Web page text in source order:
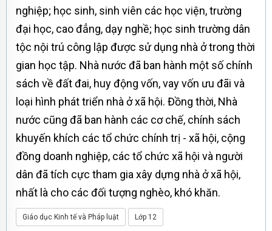
nghiệp; học sinh, sinh viên các học viện, trường
đại học, cao đẳng, dạy nghề; học sinh trường dân
tộc nội trú công lập được sử dụng nhà ở trong thời
gian học tập. Nhà nước đã ban hành một số chính
sách về đất đai, huy động vốn, vay vốn ưu đãi và
loại hình phát triển nhà ở xã hội. Đồng thời, Nhà
nước cũng đã ban hành các cơ chế, chính sách
khuyến khích các tổ chức chính trị - xã hội, cộng
đồng doanh nghiệp, các tổ chức xã hội và người
dân đã tích cực tham gia xây dựng nhà ở xã hội,
nhất là cho các đối tượng nghèo, khó khăn.
Giáo dục Kinh tế và Pháp luật Lớp 12